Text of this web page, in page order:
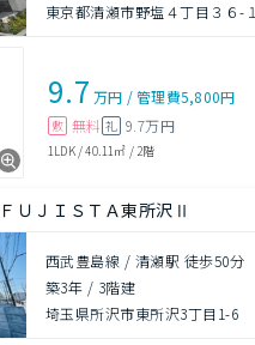
東京都清瀬市野塩４丁目３６-１
9.7 万円 /管理費5,800円
敷 無料 礼 9.7万円
1LDK/40.11㎡ / 2階
ＦＵＪＩＳＴＡ東所沢Ⅱ
西武豊島線 / 清瀬駅 徒歩50分
築3年 / 3階建
埼玉県所沢市東所沢3丁目1-6